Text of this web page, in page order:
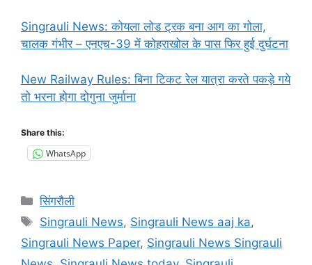
Singrauli News: कोयला लोड ट्रक बना आग का गोला,
चालक गंभीर – एनएच-39 में कोहराखोल के पास फिर हुई दुर्घटना
New Railway Rules: बिना टिकट रेल यात्रा करते पकड़े गये
तो भरना होगा दोगुना जुर्माना
Share this:
WhatsApp
Categories
सिंगरौली
Tags
Singrauli News, Singrauli News aaj ka,
Singrauli News Paper, Singrauli News Singrauli